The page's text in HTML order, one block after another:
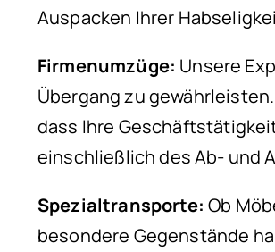
Auspacken Ihrer
Firmenumzüge: Unsere
Übergang zu
dass Ihre
einschließlich des Ab- und
Spezialtransporte: Ob
besondere Gegenstände